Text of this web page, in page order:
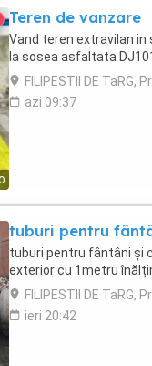
Teren de vanzare
Vand teren extravilan in
la sosea asfaltata
FILIPESTII DE TaRG,
azi 09:37
tuburi pentru
tuburi pentru fântâni și
exterior cu 1metru
FILIPESTII DE TaRG,
ieri 20:42